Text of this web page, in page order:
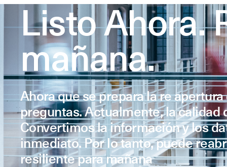
Listo Ahora.
mañana.
Ahora que se prepara la re
preguntas. Actualmente, la
Convertimos la información y los
inmediato. Por lo tanto, puede
resiliente para mañana